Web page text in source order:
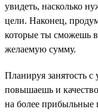
увидеть, насколько
цели. Наконец,
которые ты сможешь
желаемую сумму.
Планируя занятость с
повышаешь и
на более